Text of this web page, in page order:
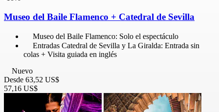
Museo del Baile Flamenco + Catedral de Sevilla
Museo del Baile Flamenco: Solo el espectáculo
Entradas Catedral de Sevilla y La Giralda: Entrada sin
colas + Visita guiada en inglés
Nuevo
Desde 63,52 US$
57,16 US$